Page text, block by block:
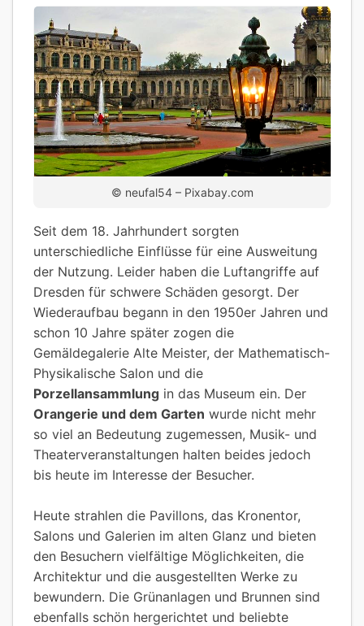
© neufal54 – Pixabay.com
Seit dem 18. Jahrhundert sorgten
unterschiedliche Einflüsse für eine Ausweitung
der Nutzung. Leider haben die Luftangriffe auf
Dresden für schwere Schäden gesorgt. Der
Wiederaufbau begann in den 1950er Jahren und
schon 10 Jahre später zogen die
Gemäldegalerie Alte Meister, der Mathematisch-
Physikalische Salon und die
Porzellansammlung in das Museum ein. Der
Orangerie und dem Garten wurde nicht mehr
so viel an Bedeutung zugemessen, Musik- und
Theaterveranstaltungen halten beides jedoch
bis heute im Interesse der Besucher.
Heute strahlen die Pavillons, das Kronentor,
Salons und Galerien im alten Glanz und bieten
den Besuchern vielfältige Möglichkeiten, die
Architektur und die ausgestellten Werke zu
bewundern. Die Grünanlagen und Brunnen sind
ebenfalls schön hergerichtet und beliebte